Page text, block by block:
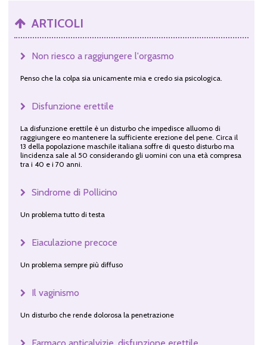
ARTICOLI
Non riesco a raggiungere l'orgasmo
Penso che la colpa sia unicamente mia e credo sia psicologica.
Disfunzione erettile
La disfunzione erettile è un disturbo che impedisce alluomo di
raggiungere eo mantenere la sufficiente erezione del pene. Circa il
13 della popolazione maschile italiana soffre di questo disturbo ma
lincidenza sale al 50 considerando gli uomini con una età compresa
tra i 40 e i 70 anni.
Sindrome di Pollicino
Un problema tutto di testa
Eiaculazione precoce
Un problema sempre più diffuso
Il vaginismo
Un disturbo che rende dolorosa la penetrazione